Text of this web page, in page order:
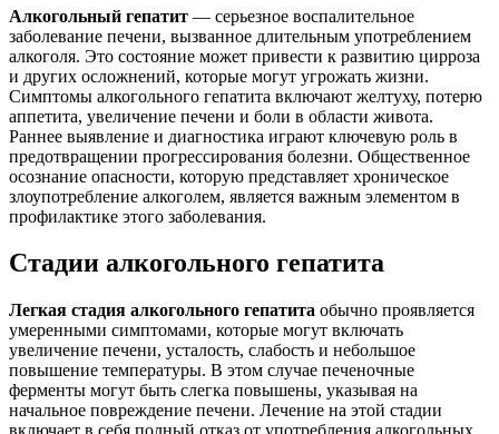
Алкогольный гепатит — серьезное воспалительное
заболевание печени, вызванное длительным употреблением
алкоголя. Это состояние может привести к развитию цирроза
и других осложнений, которые могут угрожать жизни.
Симптомы алкогольного гепатита включают желтуху, потерю
аппетита, увеличение печени и боли в области живота.
Раннее выявление и диагностика играют ключевую роль в
предотвращении прогрессирования болезни. Общественное
осознание опасности, которую представляет хроническое
злоупотребление алкоголем, является важным элементом в
профилактике этого заболевания.
Стадии алкогольного гепатита
Легкая стадия алкогольного гепатита обычно проявляется
умеренными симптомами, которые могут включать
увеличение печени, усталость, слабость и небольшое
повышение температуры. В этом случае печеночные
ферменты могут быть слегка повышены, указывая на
начальное повреждение печени. Лечение на этой стадии